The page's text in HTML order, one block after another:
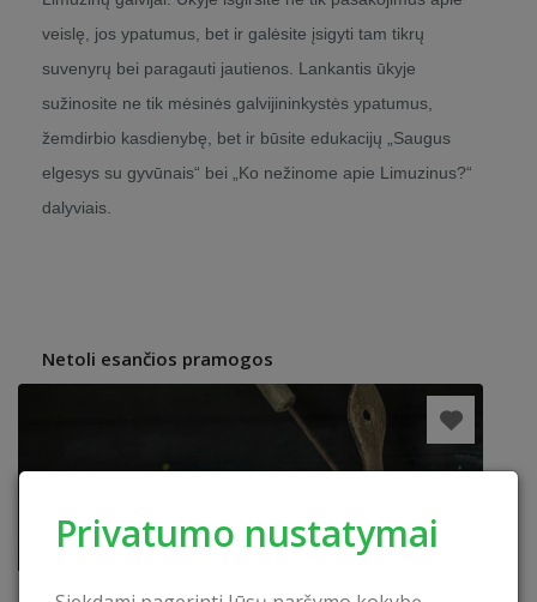
Privatumo nustatymai
veislę, jos ypatumus, bet ir galėsite įsigyti tam tikrų
suvenyrų bei paragauti jautienos. Lankantis ūkyje
sužinosite ne tik mėsinės galvijininkystės ypatumus,
žemdirbio kasdienybę, bet ir būsite edukacijų „Saugus
elgesys su gyvūnais“ bei „Ko nežinome apie Limuzinus?“
dalyviais.
Netoli esančios pramogos